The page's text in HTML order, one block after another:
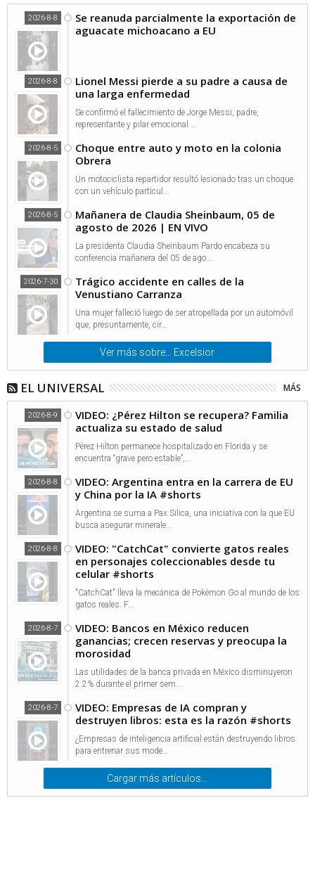
Se reanuda parcialmente la exportación de
aguacate michoacano a EU
2026-8-8
Lionel Messi pierde a su padre a causa de
una larga enfermedad
2026-8-8
Se confirmó el fallecimiento de Jorge Messi, padre,
representante y pilar emocional ...
Choque entre auto y moto en la colonia
Obrera
2026-8-5
Un motociclista repartidor resultó lesionado tras un choque
con un vehículo particul...
Mañanera de Claudia Sheinbaum, 05 de
agosto de 2026 | EN VIVO
2026-8-5
La presidenta Claudia Sheinbaum Pardo encabeza su
conferencia mañanera del 05 de ago...
Trágico accidente en calles de la
Venustiano Carranza
2026-7-30
Una mujer falleció luego de ser atropellada por un automóvil
que, presuntamente, cir...
Ver más sobre... Excelsior
EL UNIVERSAL MÁS
VIDEO: ¿Pérez Hilton se recupera? Familia
actualiza su estado de salud
2026-8-9
Pérez Hilton permanece hospitalizado en Florida y se
encuentra “grave pero estable”,...
VIDEO: Argentina entra en la carrera de EU
y China por la IA #shorts
2026-8-8
Argentina se suma a Pax Silica, una iniciativa con la que EU
busca asegurar minerale...
VIDEO: "CatchCat" convierte gatos reales
en personajes coleccionables desde tu
celular #shorts
2026-8-8
"CatchCat" lleva la mecánica de Pokémon Go al mundo de los
gatos reales. F...
VIDEO: Bancos en México reducen
ganancias; crecen reservas y preocupa la
morosidad
2026-8-7
Las utilidades de la banca privada en México disminuyeron
2.2% durante el primer sem...
VIDEO: Empresas de IA compran y
destruyen libros: esta es la razón #shorts
2026-8-7
¿Empresas de inteligencia artificial están destruyendo libros
para entrenar sus mode...
Cargar más artículos...